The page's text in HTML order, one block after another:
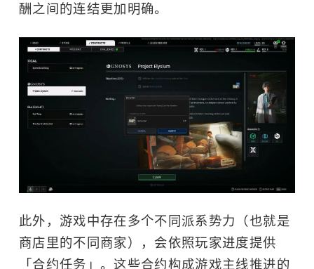
酬之间的连结更加明确。
此外，游戏中存在多个不同派系势力（也就是
商店里的不同商家），会依照玩家进度提供
「合约任务」。这些合约构成游戏主线推进的